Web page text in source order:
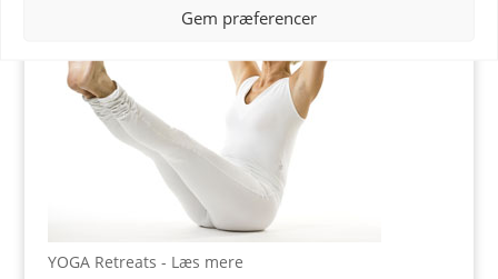
Gem præferencer
YOGA Retreats - Læs mere